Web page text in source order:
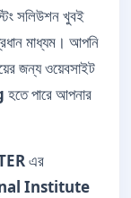
সলিউশন খুবই
মাধ্যম। আপনি
জন্য ওয়েবসাইট
হতে পারে আপনার
এর
Institute